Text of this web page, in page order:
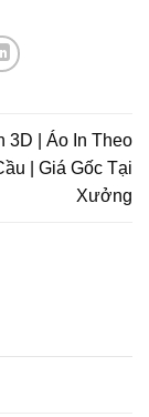
3D | Áo In Theo
| Giá Gốc Tại
Xưởng